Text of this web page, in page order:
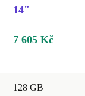
14"
7 605 Kč
128 GB